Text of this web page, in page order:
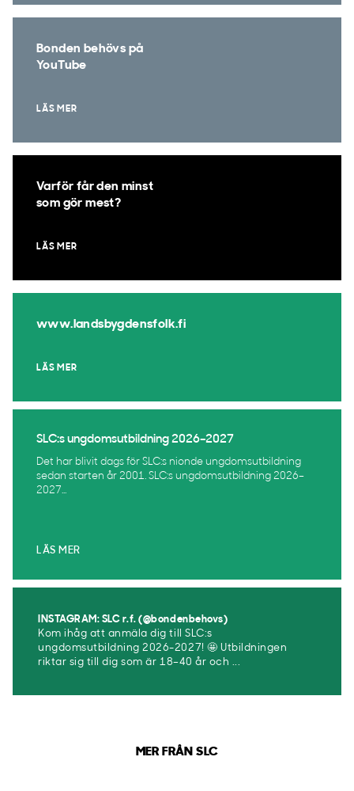
Bonden behövs på
YouTube
LÄS MER
Varför får den minst
som gör mest?
LÄS MER
www.landsbygdensfolk.fi
LÄS MER
SLC:s ungdomsutbildning 2026–2027
Det har blivit dags för SLC:s nionde ungdomsutbildning
sedan starten år 2001. SLC:s ungdomsutbildning 2026–
2027...
LÄS MER
INSTAGRAM: SLC r.f. (@bondenbehovs)
Kom ihåg att anmäla dig till SLC:s
ungdomsutbildning 2026-2027! 🤩 Utbildningen
riktar sig till dig som är 18–40 år och ...
MER FRÅN SLC